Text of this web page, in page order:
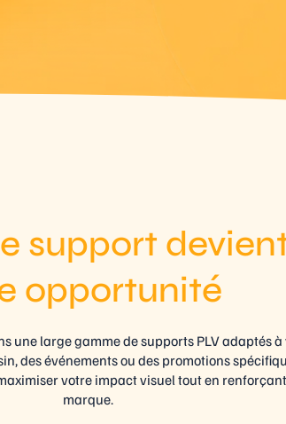
support
opportunité
une large gamme de supports PLV adaptés à
des événements ou des promotions
votre impact visuel tout en
marque.